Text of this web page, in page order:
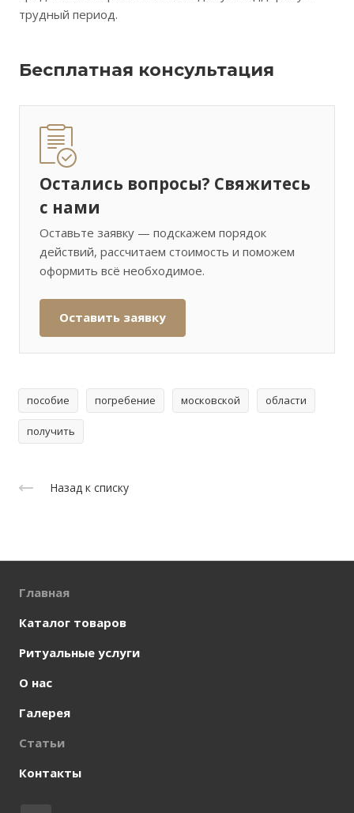
трудный период.
Бесплатная консультация
Остались вопросы? Свяжитесь
с нами
Оставьте заявку — подскажем порядок
действий, рассчитаем стоимость и поможем
оформить всё необходимое.
Оставить заявку
пособие погребение московской области
получить
Назад к списку
Главная
Каталог товаров
Ритуальные услуги
О нас
Галерея
Статьи
Контакты